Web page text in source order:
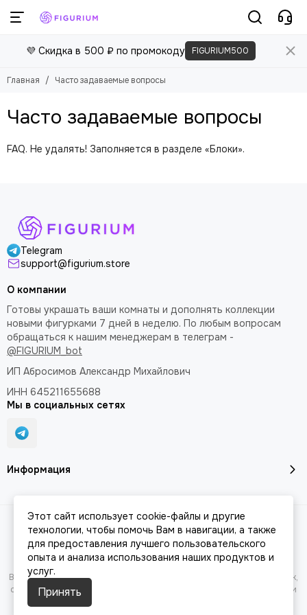
💜 Скидка в 500 ₽ по промокоду FIGURIUM500
Главная Часто задаваемые вопросы
Часто задаваемые вопросы
FAQ. Не удалять! Заполняется в разделе «Блоки».
Telegram
support@figurium.store
Информация
О компании
Готовы украшать ваши комнаты и дополнять коллекции
новыми фигурками 7 дней в неделю. По любым вопросам
обращаться к нашим менеджерам в телеграм -
@FIGURIUM_bot
ИП Абросимов Александр Михайлович
ИНН 645211655688
Мы в социальных сетях
Разработка сайта - JesusMB | 2026 © FIGURIUM.
Вся представленная на сайте информация, касающаяся характеристик,
стоимости товаров и услуг, носит информационный характер и ни при
каких условиях не является публичной офертой, определяемой
Этот сайт использует cookie-файлы и другие
технологии, чтобы помочь Вам в навигации, а также
для предоставления лучшего пользовательского
опыта и анализа использования наших продуктов и
услуг.
Принять